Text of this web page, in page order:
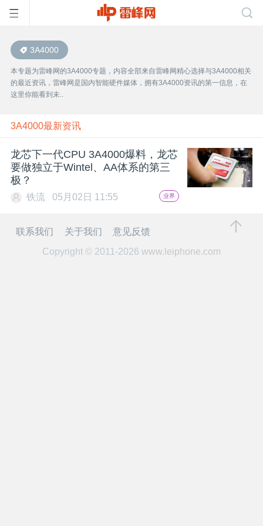
首
页
雷
峰
网
公
3A4000
本专题为雷峰网的3A4000专题，内容全部来自雷峰网精心选择与3A4000相关
的最近资讯，雷峰网是国内智能硬件媒体，拥有3A4000资讯的第一信息，在
这里你能看到未..
3A4000最新资讯
龙芯下一代CPU 3A4000爆料，龙芯
要做独立于Wintel、AA体系的第三
极？
铁流 05月02日 11:55 业界
联系我们 关于我们
意见反馈
Copyright © 2011-2026 www.leiphone.com